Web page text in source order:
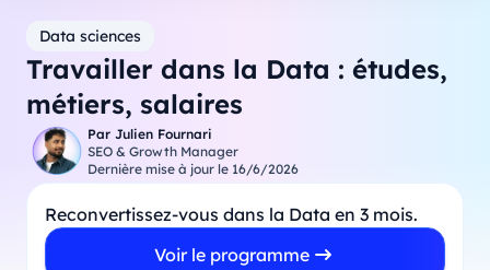
Data sciences
Travailler dans la Data : études,
métiers, salaires
Par Julien Fournari
SEO & Growth Manager
Dernière mise à jour le 16/6/2026
Reconvertissez-vous dans la Data en 3 mois.
Voir le programme